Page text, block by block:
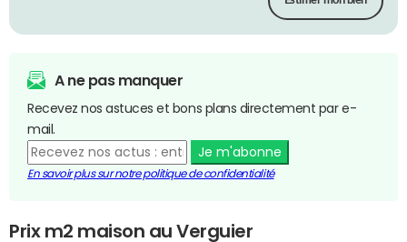
A ne pas manquer
Recevez nos astuces et bons plans directement par e-
mail.
Je m'abonne
En savoir plus sur notre politique de confidentialité
Prix m2 maison au Verguier